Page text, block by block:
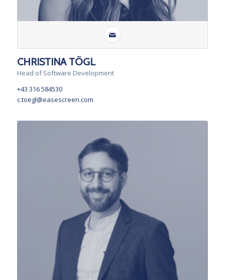
CHRISTINA TÖGL
Head of Software Development
+43 316 584530
c.toegl@easescreen.com